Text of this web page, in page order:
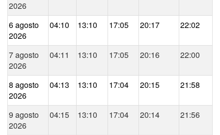
2026
6 agosto
2026
04:10 13:10 17:05 20:17 22:02
7 agosto
2026
04:11 13:10 17:05 20:16 22:00
8 agosto
2026
04:13 13:10 17:04 20:15 21:58
9 agosto
2026
04:15 13:10 17:04 20:14 21:56